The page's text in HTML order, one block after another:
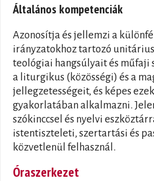
Általános kompetenciák
Azonosítja és jellemzi a
irányzatokhoz tartozó
teológiai hangsúlyait és
a liturgikus (közösségi) és a
jellegzetességeit, és képes
gyakorlatában alkalmazni.
szókinccsel és nyelvi
istentiszteleti, szertartási és
közvetlenül felhasznál.
Óraszerkezet